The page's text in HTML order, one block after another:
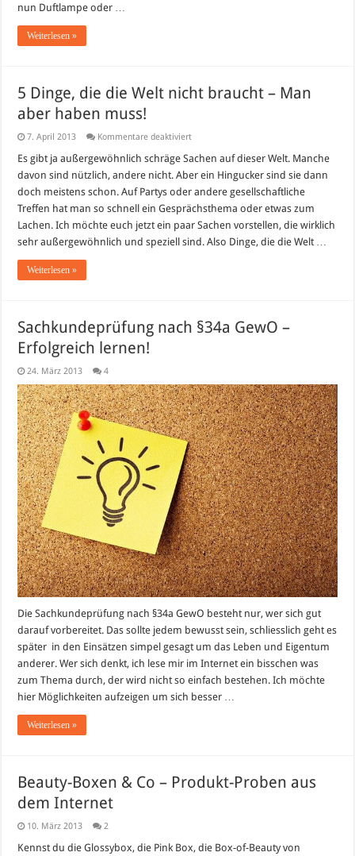
nun Duftlampe oder …
Weiterlesen »
5 Dinge, die die Welt nicht braucht – Man
aber haben muss!
7. April 2013 Kommentare deaktiviertfür
Dinge,
die
nicht
braucht
Man
aber
Es gibt ja außergewöhnlich schräge Sachen auf dieser Welt. Manche
davon sind nützlich, andere nicht. Aber ein Hingucker sind sie dann
doch meistens schon. Auf Partys oder andere gesellschaftliche
Treffen hat man so schnell ein Gesprächsthema oder etwas zum
Lachen. Ich möchte euch jetzt ein paar Sachen vorstellen, die wirklich
sehr außergewöhnlich und speziell sind. Also Dinge, die die Welt …
Weiterlesen »
Sachkundeprüfung nach §34a GewO –
Erfolgreich lernen!
24. März 2013 4
Die Sachkundeprüfung nach §34a GewO besteht nur, wer sich gut
darauf vorbereitet. Das sollte jedem bewusst sein, schliesslich geht es
später in den Einsätzen simpel gesagt um das Leben und Eigentum
anderer. Wer sich denkt, ich lese mir im Internet ein bisschen was
zum Thema durch, der wird nicht so einfach bestehen. Ich möchte
hier Möglichkeiten aufzeigen um sich besser …
Weiterlesen »
Beauty-Boxen & Co – Produkt-Proben aus
dem Internet
10. März 2013 2
Kennst du die Glossybox, die Pink Box, die Box-of-Beauty von